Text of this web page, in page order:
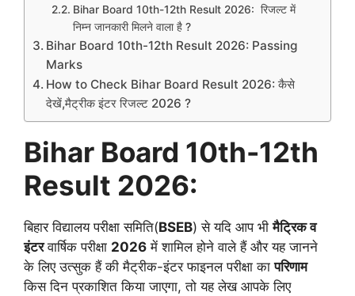
Bihar Board 10th-12th Result 2026: रिजल्ट में
निम्न जानकारी मिलने वाला है ?
Bihar Board 10th-12th Result 2026: Passing
Marks
How to Check Bihar Board Result 2026: कैसे
देखें,मैट्रीक इंटर रिजल्ट 2026 ?
Bihar Board 10th-12th
Result 2026:
बिहार विद्यालय परीक्षा समिति(BSEB) से यदि आप भीमैट्रिक व
इंटरवार्षिक परीक्षा 2026 में शामिल होने वाले हैं और यह जानने
के लिए उत्सुक हैं की मैट्रीक-इंटर फाइनल परीक्षा कापरिणाम
किस दिन प्रकाशित किया जाएगा, तो यह लेख आपके लिए